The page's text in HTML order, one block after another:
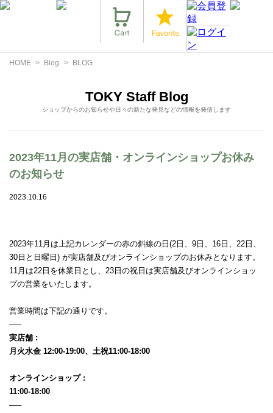
HOME Blog BLOG
TOKY Staff Blog
ショップからのお知らせや日々の新たな発見などの情報を発信します
2023年11月の実店舗・オンラインショップお休み
のお知らせ
2023.10.16
2023年11月は上記カレンダーの赤の斜線の日(2日、9日、16日、22日、
30日と日曜日) が実店舗及びオンラインショップのお休みとなります。
11月は22日を休業日とし、23日の祝日は実店舗及びオンラインショッ
プの営業をいたします。
営業時間は下記の通りです。
—–
実店舗 :
月火水金 12:00-19:00、土祝11:00-18:00
オンラインショップ :
11:00-18:00
—–